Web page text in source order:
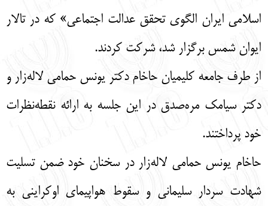
اسلامی ایران الگوی تحقق عدالت اجتماعی» که در تالار
ایوان شمس برگزار شد، شرکت کردند.
از طرف جامعه کلیمیان حاخام دکتر یونس حمامی لاله‌زار و
دکتر سیامک مره‌صدق در این جلسه به ارائه نقطه‌نظرات
خود پرداختند.
حاخام یونس حمامی لاله‌زار در سخنان خود ضمن تسلیت
شهادت سردار سلیمانی و سقوط هواپیمای اوکراینی به